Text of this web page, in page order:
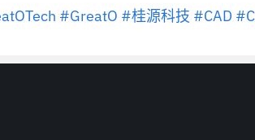
#GreatO #桂源科技 #CAD